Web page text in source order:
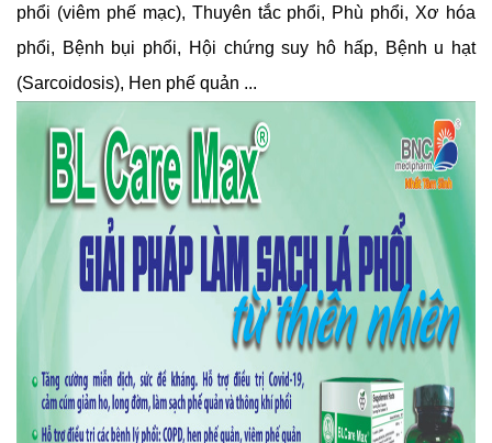
phổi (viêm phế mạc), Thuyên tắc phổi, Phù phổi, Xơ hóa
phổi, Bệnh bụi phổi, Hội chứng suy hô hấp, Bệnh u hạt
(Sarcoidosis), Hen phế quản ...